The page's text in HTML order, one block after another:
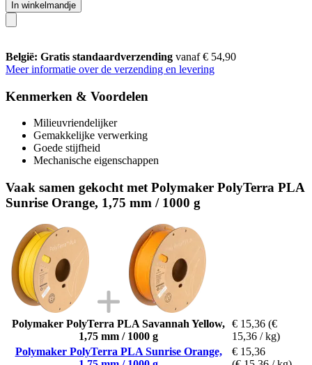
In winkelmandje
België: Gratis standaardverzending vanaf € 54,90
Meer informatie over de verzending en levering
Kenmerken & Voordelen
Milieuvriendelijker
Gemakkelijke verwerking
Goede stijfheid
Mechanische eigenschappen
Vaak samen gekocht met Polymaker PolyTerra PLA
Sunrise Orange, 1,75 mm / 1000 g
Polymaker PolyTerra PLA Savannah Yellow,
1,75 mm / 1000 g
€ 15,36 (€
15,36 / kg)
Polymaker PolyTerra PLA Sunrise Orange,
€ 15,36